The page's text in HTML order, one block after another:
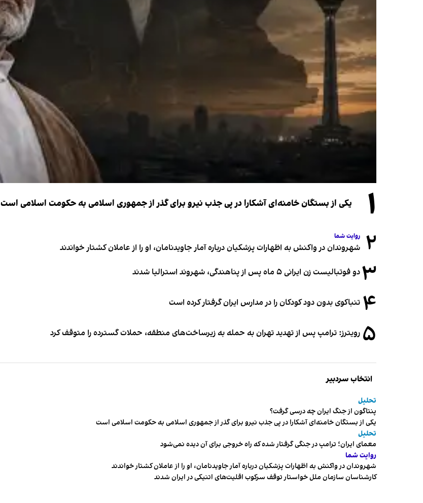
۱ یکی از بستگان خامنه‌ای آشکارا در پی جذب نیرو برای گذر از جمهوری اسلامی به حکومت اسلامی است
۲ روایت شما
شهروندان در واکنش به اظهارات پزشکیان درباره آمار جاویدنامان، او را از عاملان کشتار خواندند
۳دو فوتبالیست زن ایرانی ۵ ماه پس از پناهندگی، شهروند استرالیا شدند
۴ تنباکوی بدون دود کودکان را در مدارس ایران گرفتار کرده است
۵ رویترز: ترامپ پس از تهدید تهران به حمله به زیرساخت‌های منطقه، حملات گسترده را متوقف کرد
انتخاب سردبیر
تحلیل
پنتاگون از جنگ ایران چه درسی گرفت؟
یکی از بستگان خامنه‌ای آشکارا در پی جذب نیرو برای گذر از جمهوری اسلامی به حکومت اسلامی است
تحلیل
معمای ایران؛ ترامپ در جنگی گرفتار شده که راه خروجی برای آن دیده نمی‌شود
روایت شما
شهروندان در واکنش به اظهارات پزشکیان درباره آمار جاویدنامان، او را از عاملان کشتار خواندند
کارشناسان سازمان ملل خواستار توقف سرکوب اقلیت‌های اتنیکی در ایران شدند